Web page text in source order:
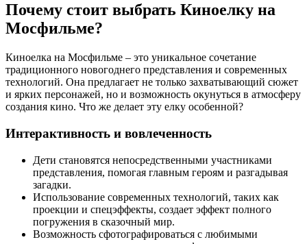
Почему стоит выбрать Киноелку на
Мосфильме?
Киноелка на Мосфильме – это уникальное сочетание
традиционного новогоднего представления и современных
технологий. Она предлагает не только захватывающий сюжет
и ярких персонажей, но и возможность окунуться в атмосферу
создания кино. Что же делает эту елку особенной?
Интерактивность и вовлеченность
Дети становятся непосредственными участниками
представления, помогая главным героям и разгадывая
загадки.
Использование современных технологий, таких как
проекции и спецэффекты, создает эффект полного
погружения в сказочный мир.
Возможность сфотографироваться с любимыми